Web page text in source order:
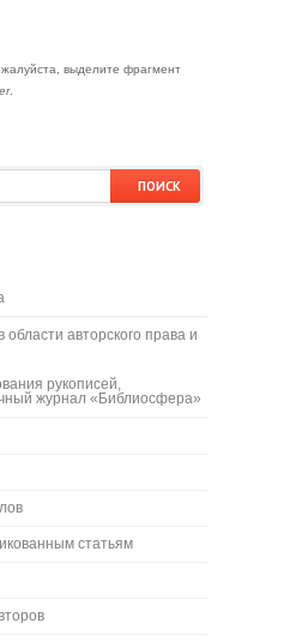
выделите фрагмент
.
авторского права и
рукописей,
журнал «Библиосфера»
статьям